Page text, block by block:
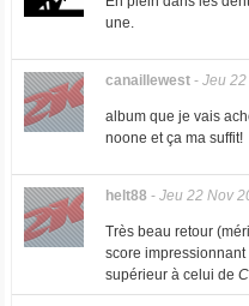
une.
canaillewest- Jeu
album que je vais
noone et ça ma suffit!
helt88 - Jeu 22 Nov
Très beau retour
score impressionnant
supérieur à celui de